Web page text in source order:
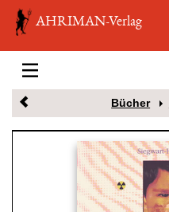
AHRIMAN-Verlag
Bücher